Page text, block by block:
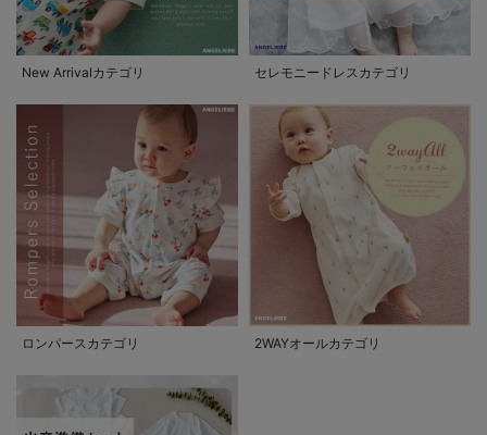
New Arrivalカテゴリ セレモニードレスカテゴリ
ロンパースカテゴリ 2WAYオールカテゴリ